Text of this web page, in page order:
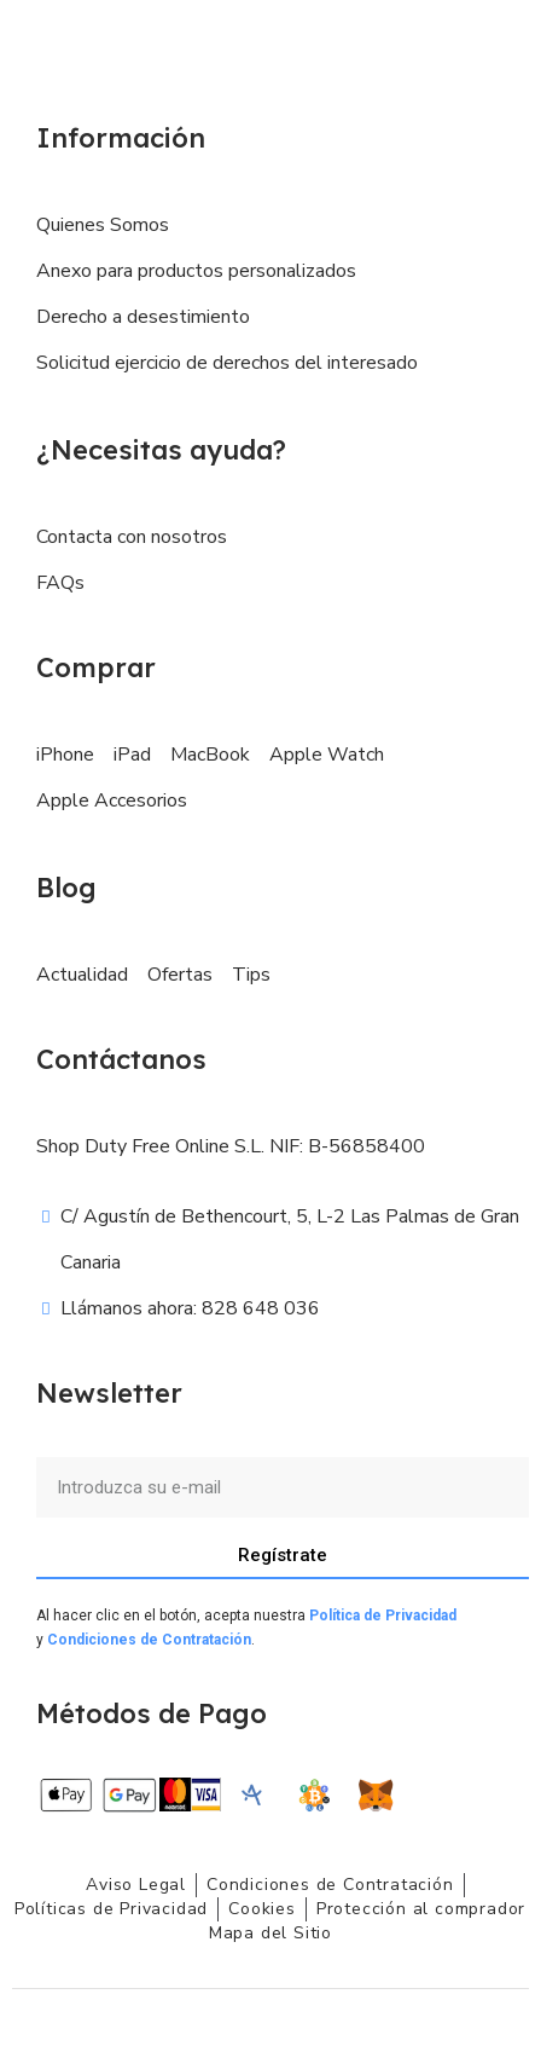
Información
Quienes Somos
Anexo para productos personalizados
Derecho a desestimiento
Solicitud ejercicio de derechos del interesado
¿Necesitas ayuda?
Contacta con nosotros
FAQs
Comprar
iPhone iPad MacBook
Apple Watch
Apple Accesorios
Blog
Actualidad Ofertas Tips
Contáctanos
Shop Duty Free Online S.L. NIF: B-56858400
C/ Agustín de Bethencourt, 5, L-2 Las Palmas de Gran
Canaria
Llámanos ahora: 828 648 036
Newsletter
Regístrate
Al hacer clic en el botón, acepta nuestra Política de Privacidad
y Condiciones de Contratación.
Métodos de Pago
Aviso Legal
Condiciones de Contratación
Políticas de Privacidad
Cookies
Protección al comprador
Mapa del Sitio